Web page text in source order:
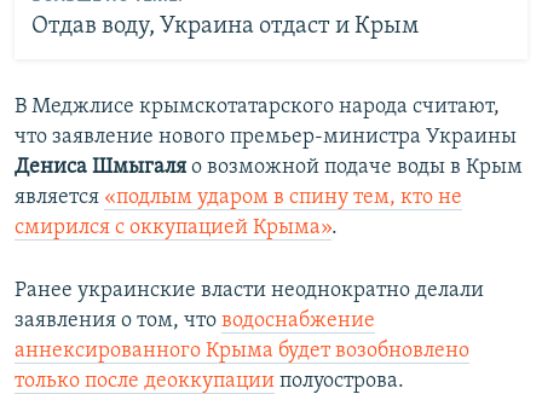
Отдав воду, Украина отдаст и Крым
В Меджлисе крымскотатарского народа считают,
что заявление нового премьер-министра Украины
Дениса Шмыгаля о возможной подаче воды в Крым
является «подлым ударом в спину тем, кто не
смирился с оккупацией Крыма».
Ранее украинские власти неоднократно делали
заявления о том, что водоснабжение
аннексированного Крыма будет возобновлено
только после деоккупации полуострова.